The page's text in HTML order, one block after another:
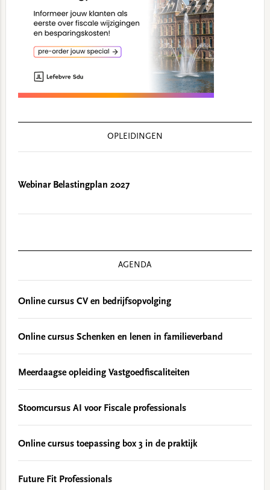
OPLEIDINGEN
Webinar Belastingplan 2027
AGENDA
Online cursus CV en bedrijfsopvolging
Online cursus Schenken en lenen in familieverband
Meerdaagse opleiding Vastgoedfiscaliteiten
Stoomcursus AI voor Fiscale professionals
Online cursus toepassing box 3 in de praktijk
Future Fit Professionals